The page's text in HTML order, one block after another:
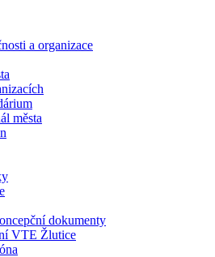
a organizace
města
dokumenty
VTE Žlutice